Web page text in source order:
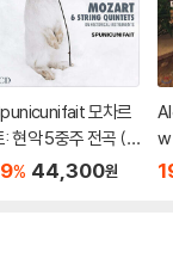
모차르
: 현악 5중주 전곡 (M
6 String Quint
% 44,300원
w